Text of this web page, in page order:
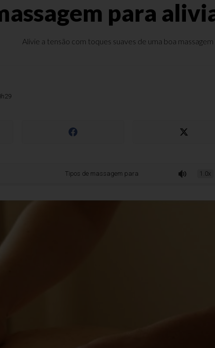
para
Alivie a tensão com toques suaves de uma boa massagem
Tipos de massagem para aliviar o estresse 1.0x